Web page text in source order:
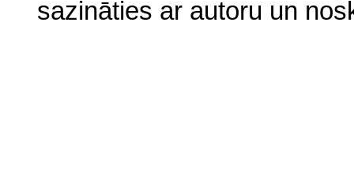
sazināties ar autoru un